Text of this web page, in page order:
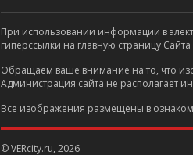
При использовании информации в
гиперссылки на главную страницу
Обращаем ваше внимание на то, что
Администрация сайта не располагает
Все изображения размещены в
© VERcity.ru, 2026